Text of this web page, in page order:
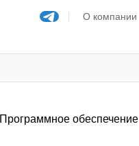
О компании
Программное обеспечение